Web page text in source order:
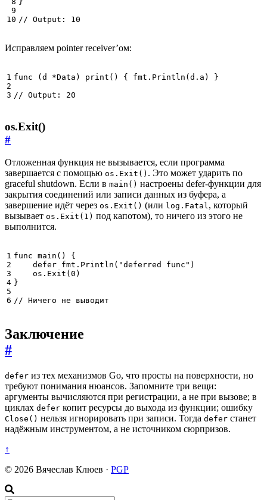
// Output: 10
Исправляем pointer receiver’ом:
func ( d *Data ) print () { fmt . Println ( d . a )
}
// Output: 20
os.Exit()
#
Отложенная функция не вызывается, если программа
завершается с помощью os.Exit() . Это может ударить по
graceful shutdown. Если в main() настроены defer-функции для
закрытия соединений или записи данных из буфера, а
завершение идёт через os.Exit() (или log.Fatal, который
вызывает os.Exit(1) под капотом), то ничего из этого не
выполнится.
func main ()
{
defer fmt . Println ( "deferred func" )
os . Exit ( 0 )
}
// Ничего не выводит
Заключение
#
defer из тех механизмов Go, что просты на поверхности, но
требуют понимания нюансов. Запомните три вещи:
аргументы вычисляются при регистрации, а не при вызове; в
циклах defer копит ресурсы до выхода из функции; ошибку
Close() нельзя игнорировать при записи. Тогда defer станет
надёжным инструментом, а не источником сюрпризов.
↑
© 2026 Вячеслав Клюев · PGP